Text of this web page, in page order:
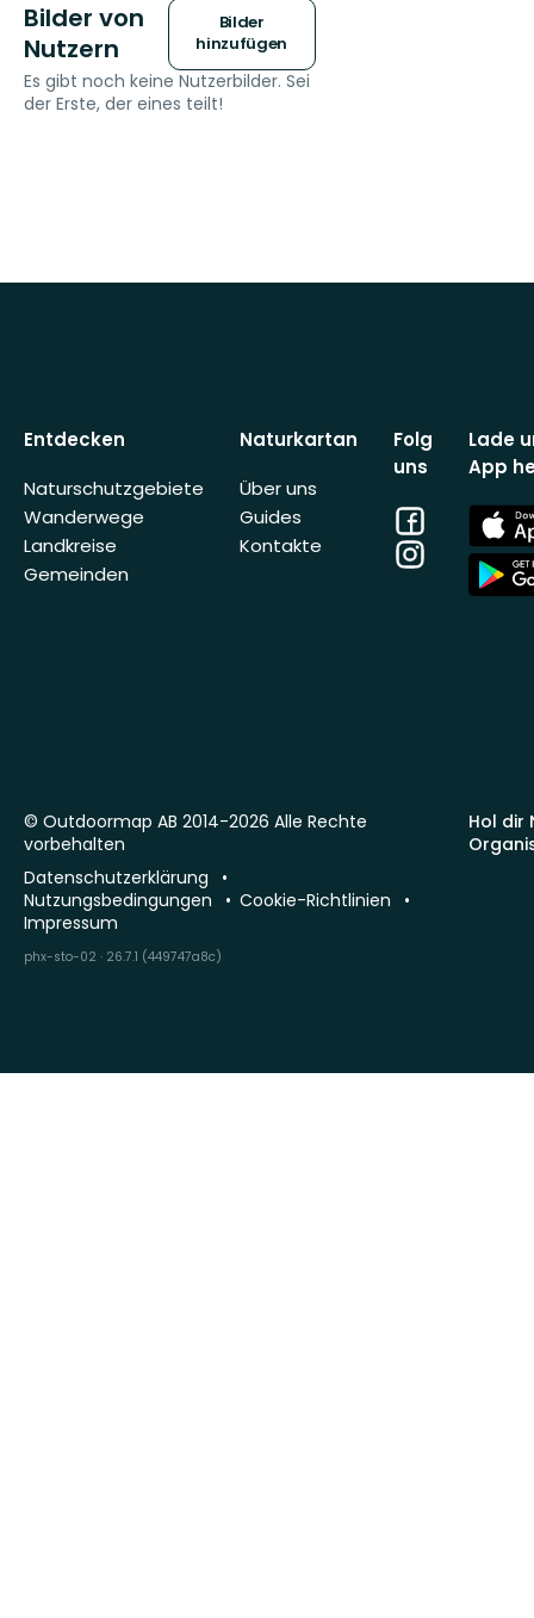
Bilder von
Nutzern
Bilder
hinzufügen
Es gibt noch keine Nutzerbilder. Sei
der Erste, der eines teilt!
Entdecken
Naturschutzgebiete
Wanderwege
Landkreise
Gemeinden
Naturkartan
Über uns
Guides
Kontakte
Folg
uns
Facebook
Instagram
Lade
App
App
Store
App
Store
Hol dir
© Outdoormap AB 2014-2026 Alle Rechte
vorbehalten
Datenschutzerklärung
Nutzungsbedingungen
Cookie-Richtlinien
Impressum
phx-sto-02 · 26.7.1 (449747a8c)